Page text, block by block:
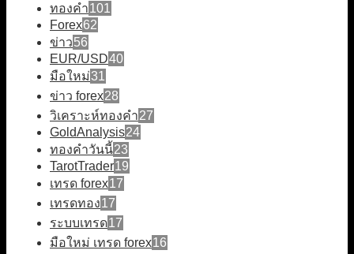
ทองคำ101
Forex62
ข่าว56
EUR/USD40
มือใหม่31
ข่าว forex28
วิเคราะห์ทองคำ27
GoldAnalysis24
ทองคำวันนี้23
TarotTrader19
เทรด forex17
เทรดทอง17
ระบบเทรด17
มือใหม่ เทรด forex16